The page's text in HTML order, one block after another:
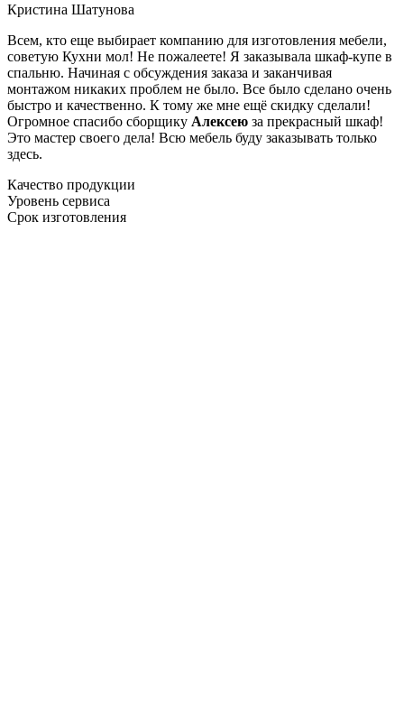
Кристина Шатунова
Всем, кто еще выбирает компанию для изготовления мебели,
советую Кухни мол! Не пожалеете! Я заказывала шкаф-купе в
спальню. Начиная с обсуждения заказа и заканчивая
монтажом никаких проблем не было. Все было сделано очень
быстро и качественно. К тому же мне ещё скидку сделали!
Огромное спасибо сборщику Алексею за прекрасный шкаф!
Это мастер своего дела! Всю мебель буду заказывать только
здесь.
Качество продукции
Уровень сервиса
Срок изготовления